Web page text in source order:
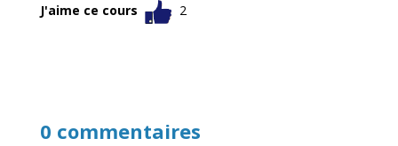
J'aime ce cours 2
0 commentaires